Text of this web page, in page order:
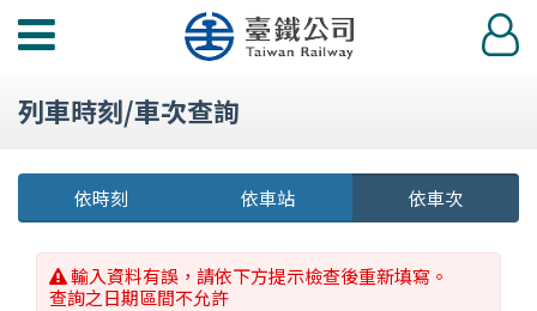
功
選
登
入
列車時刻/車次查詢
依時刻 依車站 依車次
輸入資料有誤，請依下方提示檢查後重新填寫。
查詢之日期區間不允許